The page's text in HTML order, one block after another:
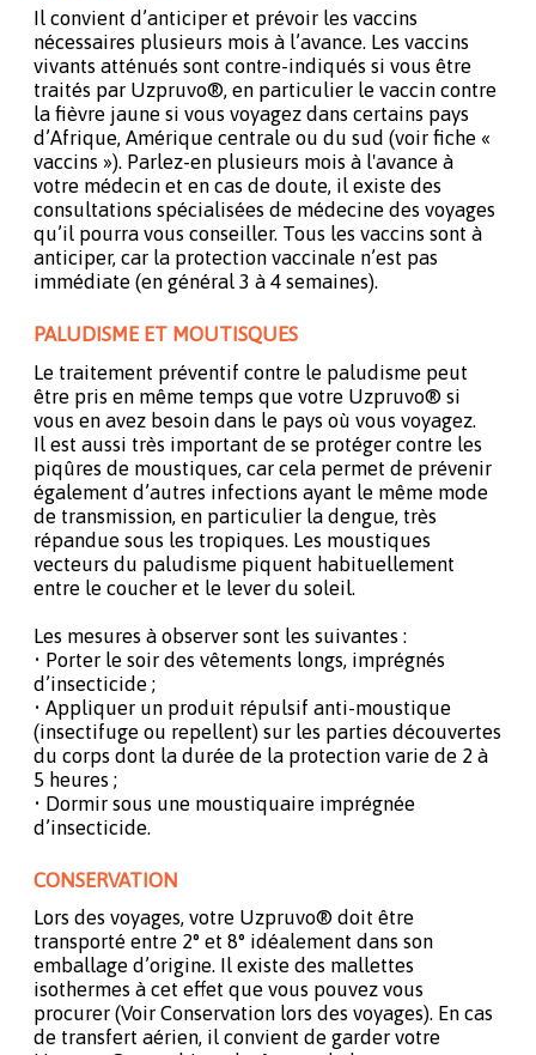
Il convient d’anticiper et prévoir les vaccins
nécessaires plusieurs mois à l’avance. Les vaccins
vivants atténués sont contre-indiqués si vous être
traités par Uzpruvo®, en particulier le vaccin contre
la fièvre jaune si vous voyagez dans certains pays
d’Afrique, Amérique centrale ou du sud (voir fiche «
vaccins »). Parlez-en plusieurs mois à l'avance à
votre médecin et en cas de doute, il existe des
consultations spécialisées de médecine des voyages
qu’il pourra vous conseiller. Tous les vaccins sont à
anticiper, car la protection vaccinale n’est pas
immédiate (en général 3 à 4 semaines).
PALUDISME ET MOUTISQUES
Le traitement préventif contre le paludisme peut
être pris en même temps que votre Uzpruvo® si
vous en avez besoin dans le pays où vous voyagez.
Il est aussi très important de se protéger contre les
piqûres de moustiques, car cela permet de prévenir
également d’autres infections ayant le même mode
de transmission, en particulier la dengue, très
répandue sous les tropiques. Les moustiques
vecteurs du paludisme piquent habituellement
entre le coucher et le lever du soleil.
Les mesures à observer sont les suivantes :
• Porter le soir des vêtements longs, imprégnés
d’insecticide ;
• Appliquer un produit répulsif anti-moustique
(insectifuge ou repellent) sur les parties découvertes
du corps dont la durée de la protection varie de 2 à
5 heures ;
• Dormir sous une moustiquaire imprégnée
d’insecticide.
CONSERVATION
Lors des voyages, votre Uzpruvo® doit être
transporté entre 2° et 8° idéalement dans son
emballage d’origine. Il existe des mallettes
isothermes à cet effet que vous pouvez vous
procurer (Voir Conservation lors des voyages). En cas
de transfert aérien, il convient de garder votre